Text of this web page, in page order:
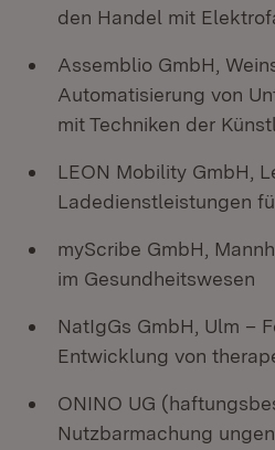
den Handel mit
Assemblio GmbH,
Automatisierung von
mit Techniken der
LEON Mobility GmbH,
Ladedienstleistungen
myScribe GmbH,
im Gesundheitswesen
NatIgGs GmbH, Ulm –
Entwicklung von
ONINO UG
Nutzbarmachung